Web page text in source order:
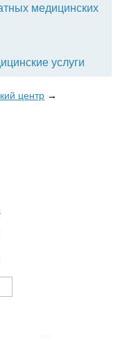
медицинских
услуги
центр →